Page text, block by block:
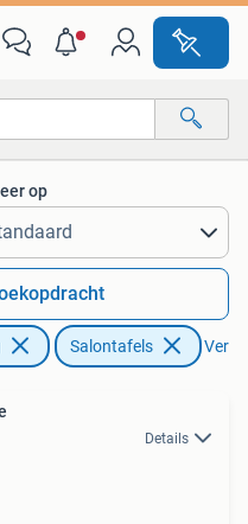
op
Salontafels
Details